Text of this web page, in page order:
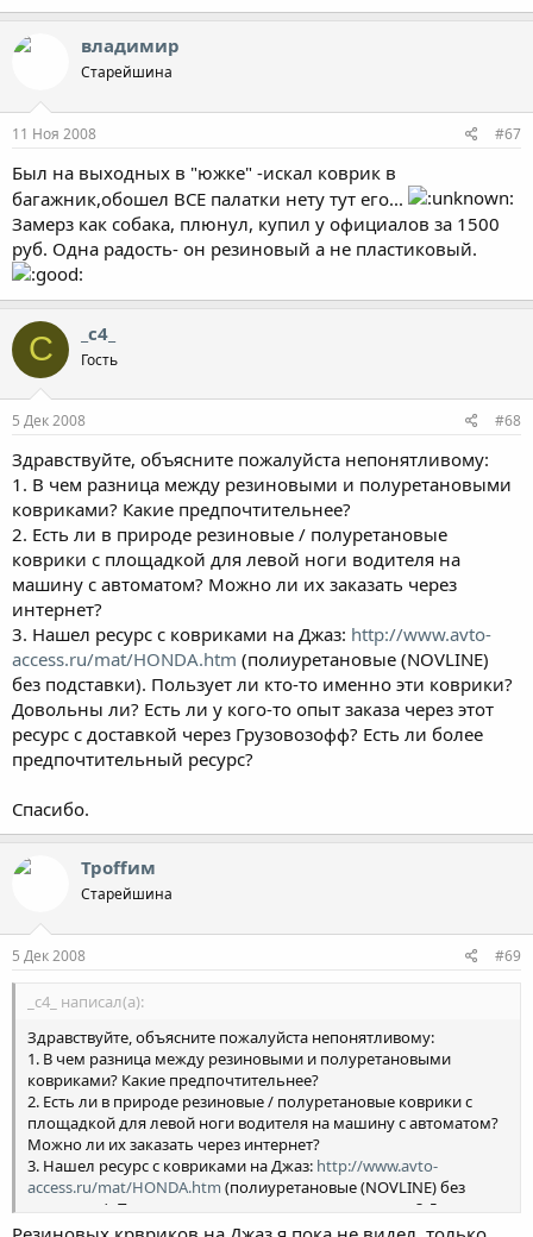
владимир
Старейшина
11 Ноя 2008 #67
Был на выходных в "южке" -искал коврик в
багажник,обошел ВСЕ палатки нету тут его...
Замерз как собака, плюнул, купил у официалов за 1500
руб. Одна радость- он резиновый а не пластиковый.
C _c4_
Гость
5 Дек 2008 #68
Здравствуйте, объясните пожалуйста непонятливому:
1. В чем разница между резиновыми и полуретановыми
ковриками? Какие предпочтительнее?
2. Есть ли в природе резиновые / полуретановые
коврики с площадкой для левой ноги водителя на
машину с автоматом? Можно ли их заказать через
интернет?
3. Нашел ресурс с ковриками на Джаз: http://www.avto-
access.ru/mat/HONDA.htm (полиуретановые (NOVLINE)
без подставки). Пользует ли кто-то именно эти коврики?
Довольны ли? Есть ли у кого-то опыт заказа через этот
ресурс с доставкой через Грузовозофф? Есть ли более
предпочтительный ресурс?
Спасибо.
Троffим
Старейшина
5 Дек 2008 #69
_c4_ написал(а):
Здравствуйте, объясните пожалуйста непонятливому:
1. В чем разница между резиновыми и полуретановыми
ковриками? Какие предпочтительнее?
2. Есть ли в природе резиновые / полуретановые коврики с
площадкой для левой ноги водителя на машину с автоматом?
Можно ли их заказать через интернет?
3. Нашел ресурс с ковриками на Джаз: http://www.avto-
access.ru/mat/HONDA.htm (полиуретановые (NOVLINE) без
подставки). Пользует ли кто-то именно эти коврики? Довольны
ли? Есть ли у кого-то опыт заказа через этот ресурс с доставкой